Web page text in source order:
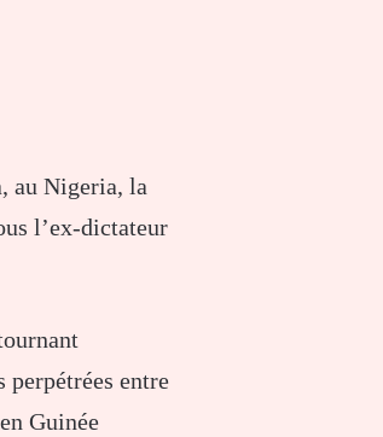
au Nigeria, la
l’ex-dictateur
entre
Guinée